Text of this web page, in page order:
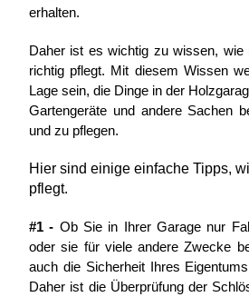
erhalten.
Daher ist es wichtig zu wissen, wie
richtig pflegt. Mit diesem Wissen
Lage sein, die Dinge in der
Gartengeräte und andere Sachen
und zu pflegen.
Hier sind einige einfache Tipps,
pflegt.
#1 - Ob Sie in Ihrer Garage nur
oder sie für viele andere Zwecke
auch die Sicherheit Ihres
Daher ist die Überprüfung der